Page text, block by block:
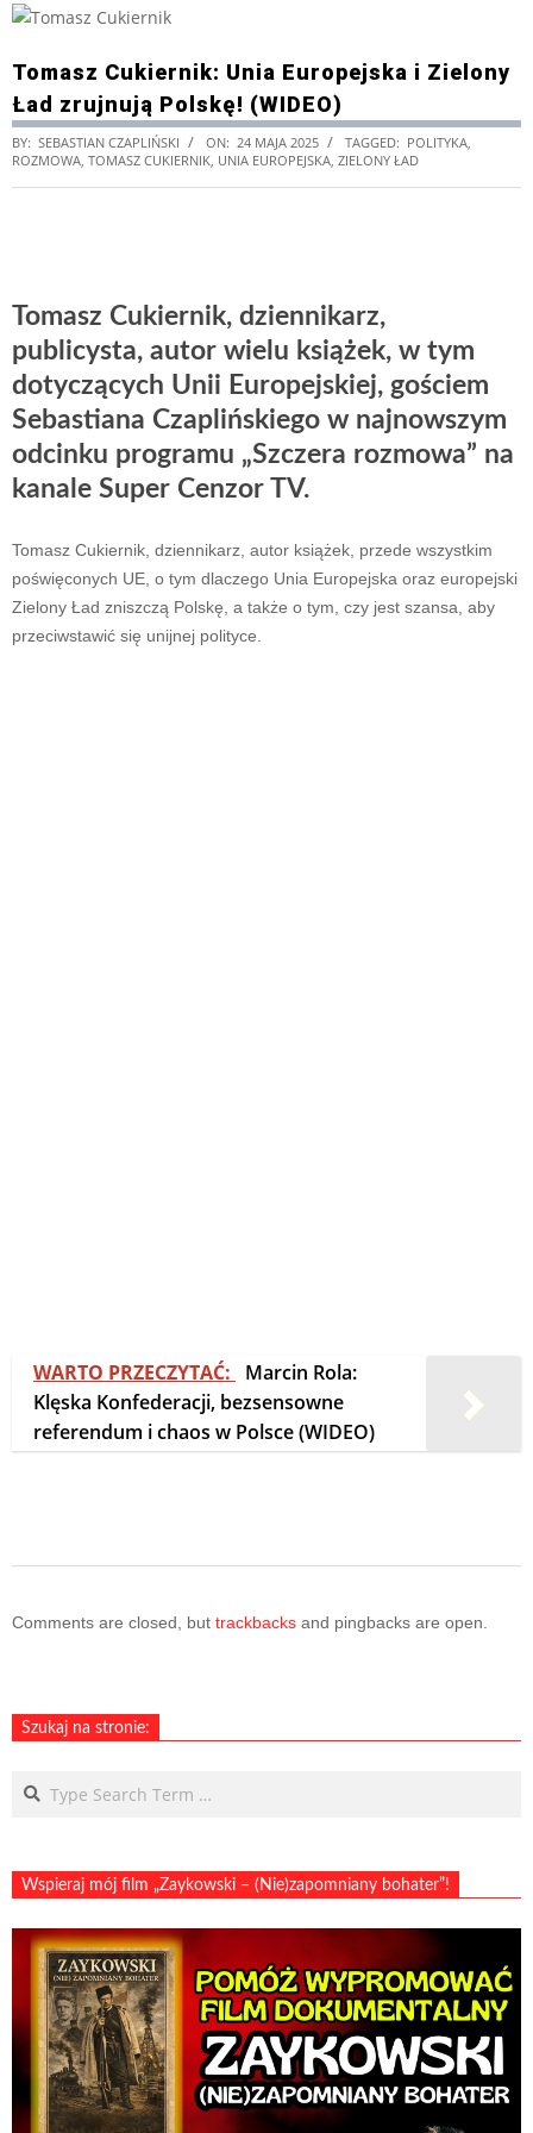
Tomasz Cukiernik: Unia Europejska i Zielony
Ład zrujnują Polskę! (WIDEO)
BY: SEBASTIAN CZAPLIŃSKI ON: 24 MAJA 2025 TAGGED: POLITYKA
ROZMOWA TOMASZ CUKIERNIK UNIA EUROPEJSKA ZIELONY ŁAD
Tomasz Cukiernik, dziennikarz,
publicysta, autor wielu książek, w tym
dotyczących Unii Europejskiej, gościem
Sebastiana Czaplińskiego w najnowszym
odcinku programu „Szczera rozmowa” na
kanale Super Cenzor TV.
Tomasz Cukiernik, dziennikarz, autor książek, przede wszystkim
poświęconych UE, o tym dlaczego Unia Europejska oraz europejski
Zielony Ład zniszczą Polskę, a także o tym, czy jest szansa, aby
przeciwstawić się unijnej polityce.
WARTO PRZECZYTAĆ:
Marcin Rola:
Klęska Konfederacji, bezsensowne
referendum i chaos w Polsce (WIDEO)
24
Comments are closed, but trackbacks and pingbacks are open.
Szukaj na stronie:
Search
Wspieraj mój film „Zaykowski – (Nie)zapomniany bohater”!